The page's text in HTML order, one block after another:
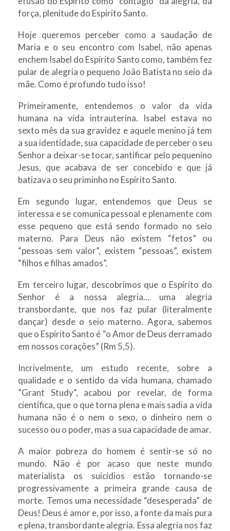
força, plenitude do Espírito Santo.
Hoje queremos perceber como a saudação de
Maria e o seu encontro com Isabel, não apenas
enchem Isabel do Espírito Santo como, também fez
pular de alegria o pequeno João Batista no seio da
mãe. Como é profundo tudo isso!
Primeiramente, entendemos o valor da vida
humana na vida intrauterina. Isabel estava no
sexto mês da sua gravidez e aquele menino já tem
a sua identidade, sua capacidade de perceber o seu
Senhor a deixar-se tocar, santificar pelo pequenino
Jesus, que acabava de ser concebido e que já
batizava o seu priminho no Espírito Santo.
Em segundo lugar, entendemos que Deus se
interessa e se comunica pessoal e plenamente com
esse pequeno que está sendo formado no seio
materno. Para Deus não existem “fetos” ou
“pessoas sem valor”, existem “pessoas”, existem
“filhos e filhas amados”.
Em terceiro lugar, descobrimos que o Espírito do
Senhor é a nossa alegria… uma alegria
transbordante, que nos faz pular (literalmente
dançar) desde o seio materno. Agora, sabemos
que o Espírito Santo é “o Amor de Deus derramado
em nossos corações” (Rm 5,5).
Incrivelmente, um estudo recente, sobre a
qualidade e o sentido da vida humana, chamado
“Grant Study”, acabou por revelar, de forma
científica, que o que torna plena e mais sadia a vida
humana não é o nem o sexo, o dinheiro nem o
sucesso ou o poder, mas a sua capacidade de amar.
A maior pobreza do homem é sentir-se só no
mundo. Não é por acaso que neste mundo
materialista os suicídios estão tornando-se
progressivamente a primeira grande causa de
morte. Temos uma necessidade “desesperada” de
Deus! Deus é amor e, por isso, a fonte da mais pura
e plena, transbordante alegria. Essa alegria nos faz